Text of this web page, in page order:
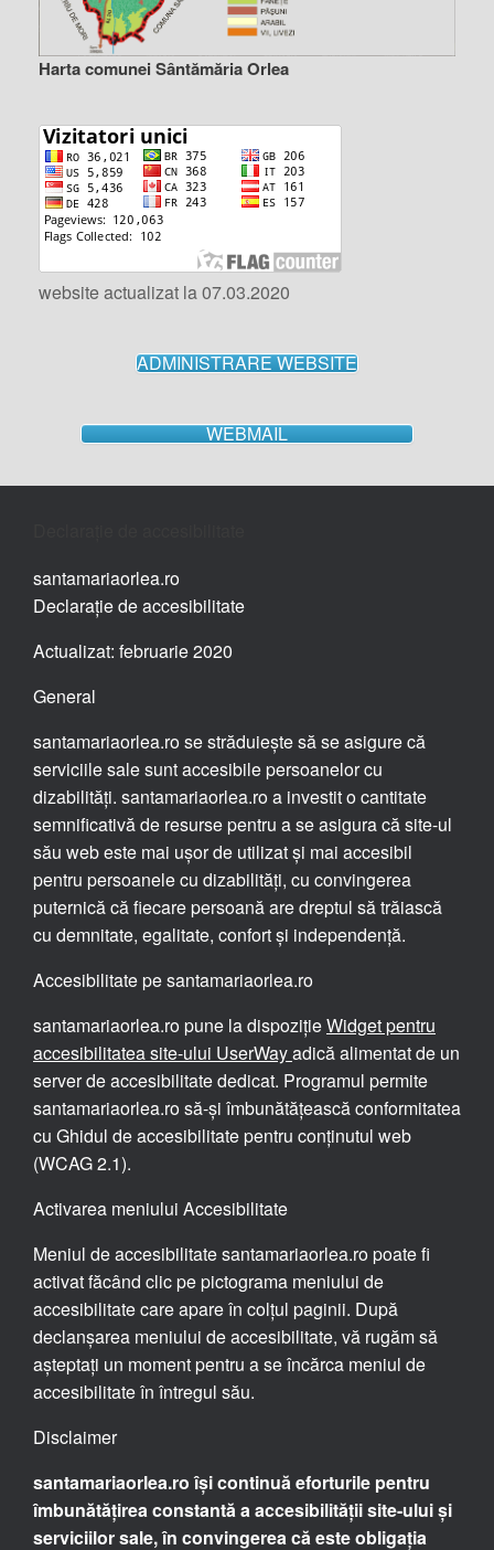
Harta comunei Sântămăria Orlea
website actualizat la 07.03.2020
ADMINISTRARE WEBSITE
WEBMAIL
santamariaorlea.ro
Declarație de accesibilitate
Actualizat: februarie 2020
General
santamariaorlea.ro se străduiește să se asigure că
serviciile sale sunt accesibile persoanelor cu
dizabilități. santamariaorlea.ro a investit o cantitate
semnificativă de resurse pentru a se asigura că site-ul
său web este mai ușor de utilizat și mai accesibil
pentru persoanele cu dizabilități, cu convingerea
puternică că fiecare persoană are dreptul să trăiască
cu demnitate, egalitate, confort și independență.
Accesibilitate pe santamariaorlea.ro
santamariaorlea.ro pune la dispozițieWidget pentru
accesibilitatea site-ului UserWayadică alimentat de un
server de accesibilitate dedicat. Programul permite
santamariaorlea.ro să-și îmbunătățească conformitatea
cu Ghidul de accesibilitate pentru conținutul web
(WCAG 2.1).
Activarea meniului Accesibilitate
Meniul de accesibilitate santamariaorlea.ro poate fi
activat făcând clic pe pictograma meniului de
accesibilitate care apare în colțul paginii. După
declanșarea meniului de accesibilitate, vă rugăm să
așteptați un moment pentru a se încărca meniul de
accesibilitate în întregul său.
Disclaimer
santamariaorlea.ro își continuă eforturile pentru
îmbunătățirea constantă a accesibilității site-ului și
serviciilor sale, în convingerea că este obligația